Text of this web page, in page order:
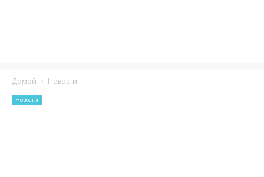
Домой Новости
Новости